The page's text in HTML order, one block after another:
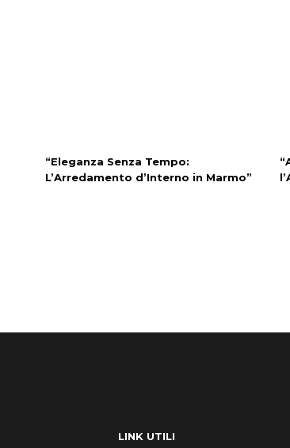
“Eleganza Senza Tempo:
L’Arredamento d’Interno in Marmo”
LINK UTILI